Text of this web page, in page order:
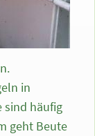
in
sind häufig
geht Beute